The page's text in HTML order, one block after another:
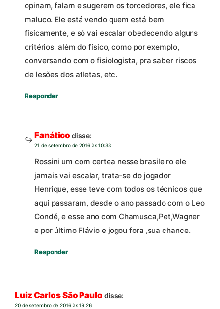
opinam, falam e sugerem os torcedores, ele fica
maluco. Ele está vendo quem está bem
fisicamente, e só vai escalar obedecendo alguns
critérios, além do físico, como por exemplo,
conversando com o fisiologista, pra saber riscos
de lesões dos atletas, etc.
Responder
Fanático disse:
21 de setembro de 2016 às 10:33
Rossini um com certea nesse brasileiro ele
jamais vai escalar, trata-se do jogador
Henrique, esse teve com todos os técnicos que
aqui passaram, desde o ano passado com o Leo
Condé, e esse ano com Chamusca,Pet,Wagner
e por último Flávio e jogou fora ,sua chance.
Responder
Luiz Carlos São Paulo disse:
20 de setembro de 2016 às 19:26